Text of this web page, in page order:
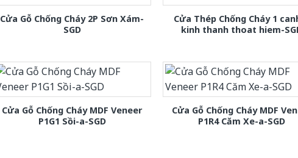
Cửa Gỗ Chống Cháy 2P Sơn Xám-
SGD
Cửa Thép Chống Cháy 1
kinh thanh thoat hiem-
Cửa Gỗ Chống Cháy MDF Veneer
P1G1 Sồi-a-SGD
Cửa Gỗ Chống Cháy MDF
P1R4 Căm Xe-a-SGD